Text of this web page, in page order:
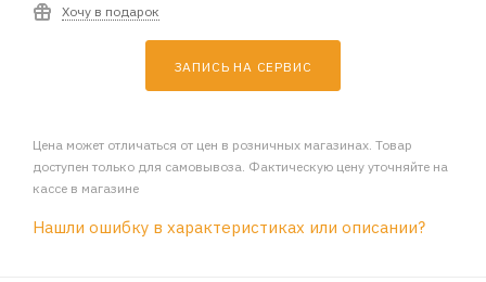
Хочу в подарок
ЗАПИСЬ НА СЕРВИС
Цена может отличаться от цен в розничных магазинах. Товар
доступен только для самовывоза. Фактическую цену уточняйте на
кассе в магазине
Нашли ошибку в характеристиках или описании?